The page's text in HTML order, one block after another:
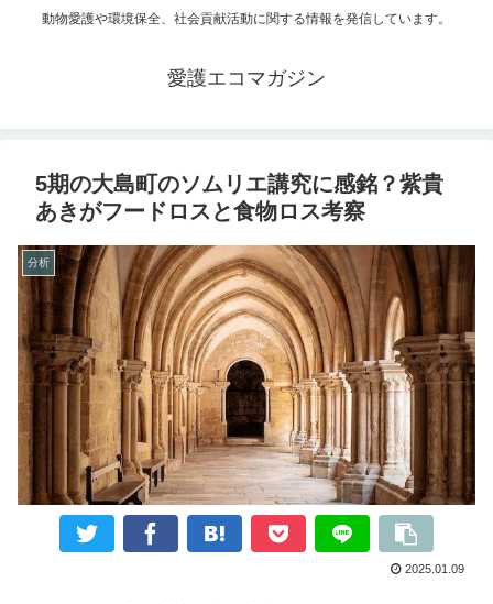
動物愛護や環境保全、社会貢献活動に関する情報を発信しています。
愛護エコマガジン
5期の大島町のソムリエ講究に感銘？紫貴
あきがフードロスと食物ロス考察
分析
2025.01.09